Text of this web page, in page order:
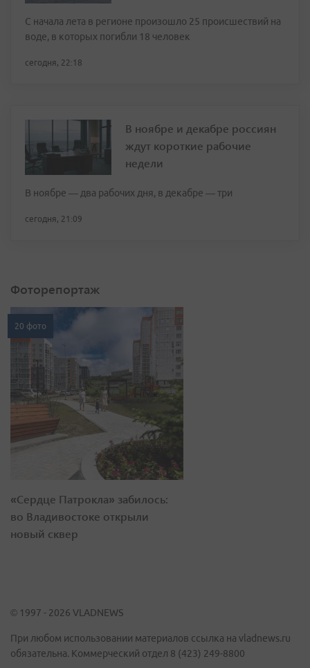
С начала лета в регионе произошло 25 происшествий на
воде, в которых погибли 18 человек
сегодня, 22:18
В ноябре и декабре россиян
ждут короткие рабочие
недели
В ноябре — два рабочих дня, в декабре — три
сегодня, 21:09
Фоторепортаж
20 фото
«Сердце Патрокла» забилось:
во Владивостоке открыли
новый сквер
© 1997 - 2026 VLADNEWS
При любом использовании материалов ссылка на vladnews.ru
обязательна. Коммерческий отдел 8 (423) 249-8800